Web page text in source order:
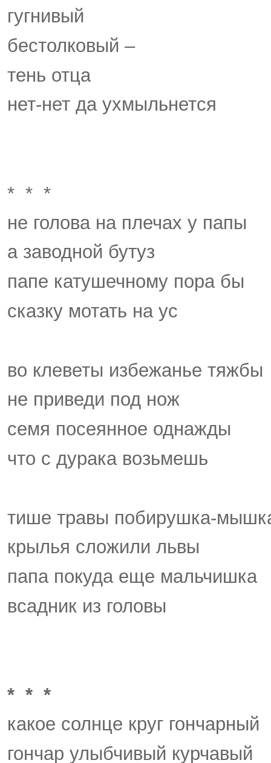
гугнивый
бестолковый –
тень отца
нет-нет да ухмыльнется
* * *
не голова на плечах у папы
а заводной бутуз
папе катушечному пора бы
сказку мотать на ус
во клеветы избежанье тяжбы
не приведи под нож
семя посеянное однажды
что с дурака возьмешь
тише травы побирушка-
крылья сложили львы
папа покуда еще мальчишка
всадник из головы
* * *
какое солнце круг гончарный
гончар улыбчивый курчавый